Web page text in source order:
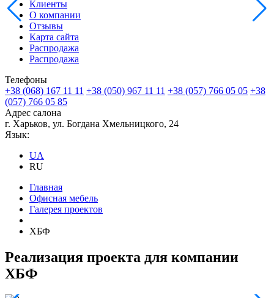
Клиенты
О компании
Отзывы
Карта сайта
Распродажа
Распродажа
Телефоны
+38 (068) 167 11 11 +38 (050) 967 11 11 +38 (057) 766 05 05 +38
(057) 766 05 85
Адрес салона
г. Харьков, ул. Богдана Хмельницкого, 24
Язык:
UA
RU
Главная
Офисная мебель
Галерея проектов
ХБФ
Реализация проекта для компании
ХБФ